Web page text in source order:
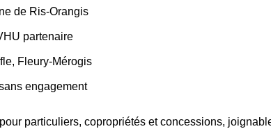
de Ris-Orangis
partenaire
Fleury-Mérogis
engagement
particuliers, copropriétés et concessions,